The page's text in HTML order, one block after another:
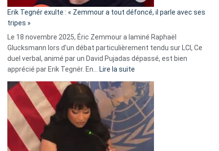
«
C’est
fake
news
»
Erik Tegnér exulte : « Zemmour a tout défoncé, il parle avec ses
tripes »
Le 18 novembre 2025, Éric Zemmour a laminé Raphaël
Glucksmann lors d’un débat particulièrement tendu sur LCI, Ce
duel verbal, animé par un David Pujadas dépassé, est bien
apprécié par Erik Tegnér. En… Lire la suite
Tegnér
exulte
« Zemmour
a
tout